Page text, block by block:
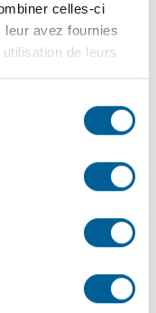
celles-ci
avez fournies
de leurs
du bac brun |
CHIENS | Rappel